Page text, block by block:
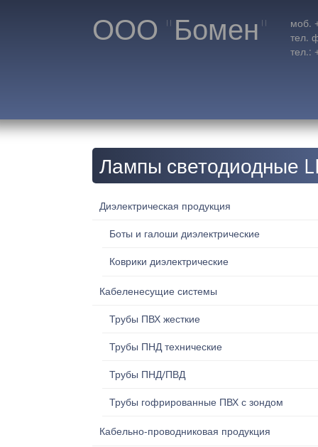
ООО "Бомен"
моб.
тел.
тел.:
Лампы светодиодные
Диэлектрическая продукция
Боты и галоши диэлектрические
Коврики диэлектрические
Кабеленесущие системы
Трубы ПВХ жесткие
Трубы ПНД технические
Трубы ПНД/ПВД
Трубы гофрированные ПВХ с зондом
Кабельно-проводниковая продукция